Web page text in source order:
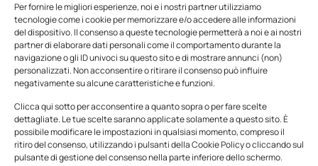
Per fornire le migliori esperienze, noi e i nostri partner utilizziamo
tecnologie come i cookie per memorizzare e/o accedere alle informazioni
del dispositivo. Il consenso a queste tecnologie permetterà a noi e ai nostri
partner di elaborare dati personali come il comportamento durante la
navigazione o gli ID univoci su questo sito e di mostrare annunci (non)
personalizzati. Non acconsentire o ritirare il consenso può influire
negativamente su alcune caratteristiche e funzioni.
Clicca qui sotto per acconsentire a quanto sopra o per fare scelte
dettagliate. Le tue scelte saranno applicate solamente a questo sito. È
possibile modificare le impostazioni in qualsiasi momento, compreso il
ritiro del consenso, utilizzando i pulsanti della Cookie Policy o cliccando sul
pulsante di gestione del consenso nella parte inferiore dello schermo.
n.5 - Giugno 2026 n.4 - Maggio 2026
Edicola Web
Notizie da Meccanicanews